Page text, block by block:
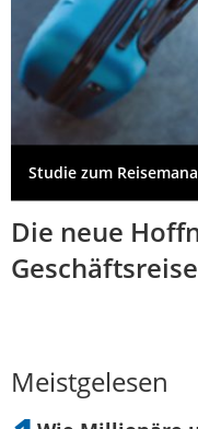
Studie zum
Die neue
Geschäftsreise
Meistgelesen